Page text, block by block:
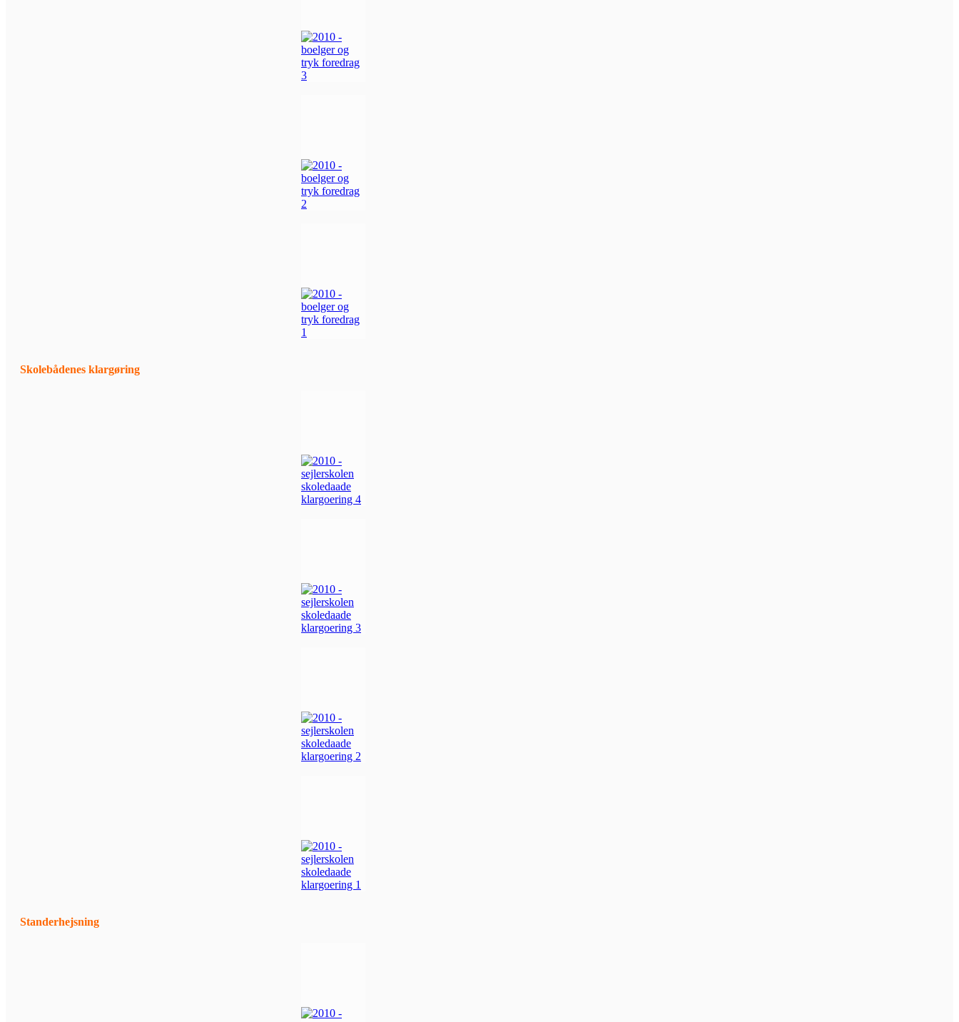
Skolebådenes klargøring
Standerhejsning